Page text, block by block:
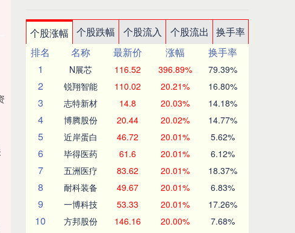
个股涨幅 个股跌幅 个股流入 个股流出
换手率
排名
名称 最新价 涨幅
换手率
1
N展芯 116.52 396.89% 79.39%
2 锐翔智能 110.02 20.21% 16.80%
3 志特新材 14.8 20.03% 14.18%
4 博腾股份 20.44 20.02% 14.77%
5 近岸蛋白 46.72 20.01% 5.62%
6 毕得医药 61.6 20.01% 6.12%
7 五洲医疗 83.62 20.01% 18.37%
8 耐科装备 49.67 20.01% 6.83%
9 一博科技 53.33 20.01% 17.26%
10 方邦股份 146.16 20.00% 7.68%